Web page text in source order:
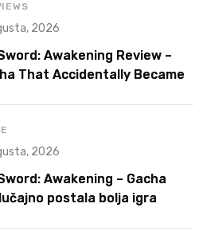
2026
Awakening Review –
That Accidentally Became
2026
Awakening – Gacha
postala bolja igra